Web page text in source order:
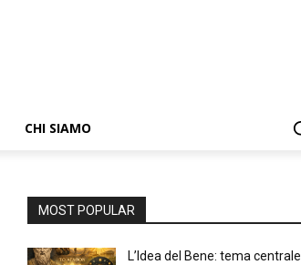
CHI SIAMO
MOST POPULAR
L’Idea del Bene: tema centrale